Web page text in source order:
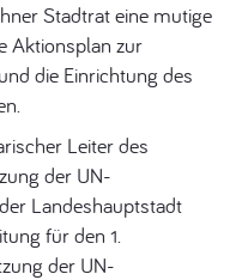
Stadtrat eine mutige
Aktionsplan zur
die Einrichtung des
Leiter des
der UN-
Landeshauptstadt
für den 1.
der UN-